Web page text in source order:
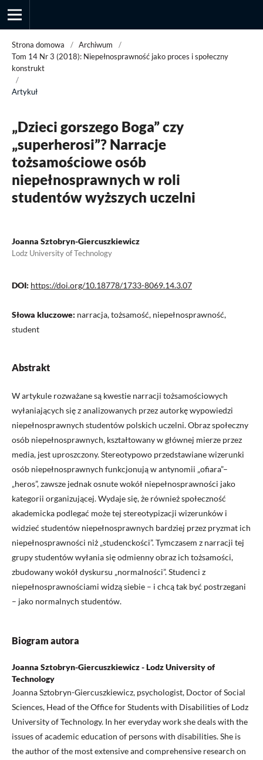
Strona domowa / Archiwum
/
Tom 14 Nr 3 (2018): Niepełnosprawność jako proces i społeczny
konstrukt
/
Artykuł
„Dzieci gorszego Boga” czy
„superherosi”? Narracje
tożsamościowe osób
niepełnosprawnych w roli
studentów wyższych uczelni
Joanna Sztobryn-Giercuszkiewicz
Lodz University of Technology
DOI: https://doi.org/10.18778/1733-8069.14.3.07
Słowa kluczowe: narracja, tożsamość, niepełnosprawność,
student
Abstrakt
W artykule rozważane są kwestie narracji tożsamościowych
wyłaniających się z analizowanych przez autorkę wypowiedzi
niepełnosprawnych studentów polskich uczelni. Obraz społeczny
osób niepełnosprawnych, kształtowany w głównej mierze przez
media, jest uproszczony. Stereotypowo przedstawiane wizerunki
osób niepełnosprawnych funkcjonują w antynomii „ofiara”–
„heros”, zawsze jednak osnute wokół niepełnosprawności jako
kategorii organizującej. Wydaje się, że również społeczność
akademicka podlegać może tej stereotypizacji wizerunków i
widzieć studentów niepełnosprawnych bardziej przez pryzmat ich
niepełnosprawności niż „studenckości”. Tymczasem z narracji tej
grupy studentów wyłania się odmienny obraz ich tożsamości,
zbudowany wokół dyskursu „normalności”. Studenci z
niepełnosprawnościami widzą siebie – i chcą tak być postrzegani
– jako normalnych studentów.
Biogram autora
Joanna Sztobryn-Giercuszkiewicz - Lodz University of
Technology
Joanna Sztobryn-Giercuszkiewicz, psychologist, Doctor of Social
Sciences, Head of the Office for Students with Disabilities of Lodz
University of Technology. In her everyday work she deals with the
issues of academic education of persons with disabilities. She is
the author of the most extensive and comprehensive research on